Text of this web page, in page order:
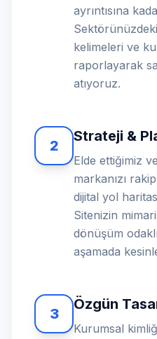
ayrıntısına
kelimeleri ve
raporlayarak
atıyoruz.
2
Strateji &
Elde ettiğimiz
markanızı
dijital yol
Sitenizin
dönüşüm
aşamada
3
Özgün
Kurumsal